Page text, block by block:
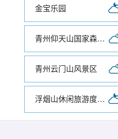
金宝乐园
青州仰天山国家森林公园
青州云门山风景区
浮烟山休闲旅游度假区